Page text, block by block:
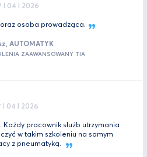
I 04 I 2026
osoba prowadząca.
AUTOMATYK
ZAAWANSOWANY TIA
I 04 I 2026
pracownik służb utrzymania
w takim szkoleniu na samym
z pneumatyką.